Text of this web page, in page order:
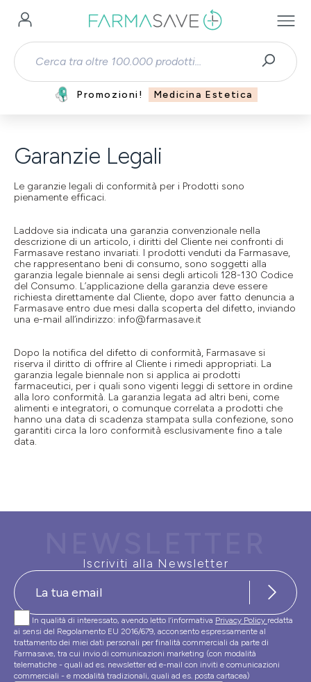
Passa al contenuto principale
Promozioni! Medicina Estetica
Garanzie Legali
Le garanzie legali di conformità per i Prodotti sono
pienamente efficaci.
Laddove sia indicata una garanzia convenzionale nella
descrizione di un articolo, i diritti del Cliente nei confronti di
Farmasave restano invariati. I prodotti venduti da Farmasave,
che rappresentano beni di consumo, sono soggetti alla
garanzia legale biennale ai sensi degli articoli 128-130 Codice
del Consumo. L’applicazione della garanzia deve essere
richiesta direttamente dal Cliente, dopo aver fatto denuncia a
Farmasave entro due mesi dalla scoperta del difetto, inviando
una e-mail all‘indirizzo: info@farmasave.it
Dopo la notifica del difetto di conformità, Farmasave si
riserva il diritto di offrire al Cliente i rimedi appropriati. La
garanzia legale biennale non si applica ai prodotti
farmaceutici, per i quali sono vigenti leggi di settore in ordine
alla loro conformità. La garanzia legata ad altri beni, come
alimenti e integratori, o comunque correlata a prodotti che
hanno una data di scadenza stampata sulla confezione, sono
garantiti circa la loro conformità esclusivamente fino a tale
data.
Iscriviti alla Newsletter
In qualità di interessato, avendo letto l’informativa Privacy Policy redatta
ai sensi del Regolamento EU 2016/679, acconsento espressamente al
trattamento dei miei dati personali per finalità commerciali da parte di
Farmasave, tra cui invio di comunicazioni marketing (con modalità
telematiche - quali ad es. newsletter ed e-mail con inviti e comunicazioni
commerciali - e modalità tradizionali, quali ad es. posta cartacea)